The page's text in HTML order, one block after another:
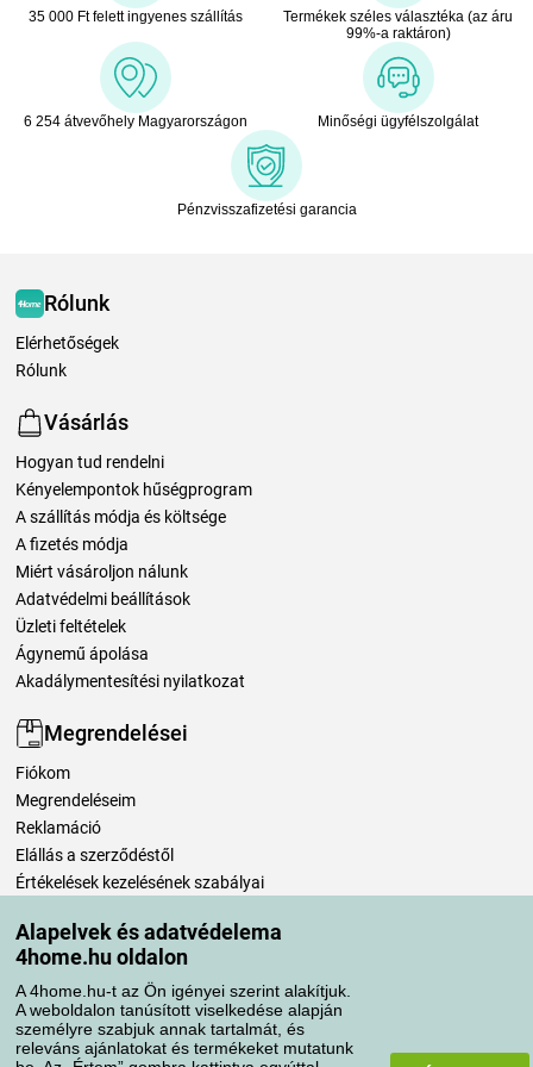
Alapelvek és adatvédelema
4home.hu oldalon
A 4home.hu-t az Ön igényei szerint alakítjuk.
A weboldalon tanúsított viselkedése alapján
személyre szabjuk annak tartalmát, és
releváns ajánlatokat és termékeket mutatunk
35 000 Ft felett ingyenes szállítás
Termékek széles választéka (az áru
99%-a raktáron)
6 254 átvevőhely Magyarországon Minőségi ügyfélszolgálat
Pénzvisszafizetési garancia
Rólunk
Elérhetőségek
Rólunk
Vásárlás
Hogyan tud rendelni
Kényelempontok hűségprogram
A szállítás módja és költsége
A fizetés módja
Miért vásároljon nálunk
Adatvédelmi beállítások
Üzleti feltételek
Ágynemű ápolása
Akadálymentesítési nyilatkozat
Megrendelései
Fiókom
Megrendeléseim
Reklamáció
Elállás a szerződéstől
Értékelések kezelésének szabályai
Szállítási módok
Fizetési módok